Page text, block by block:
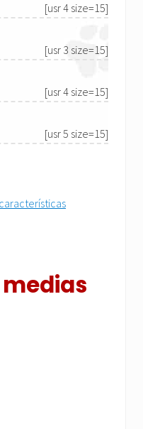
[usr 4 size=15]
[usr 3 size=15]
[usr 4 size=15]
[usr 5 size=15]